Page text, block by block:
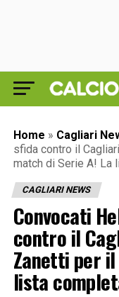
Home » Cagliari
sfida contro il
match di Serie A! La
CAGLIARI NEWS
Convocati
contro il
Zanetti per
lista